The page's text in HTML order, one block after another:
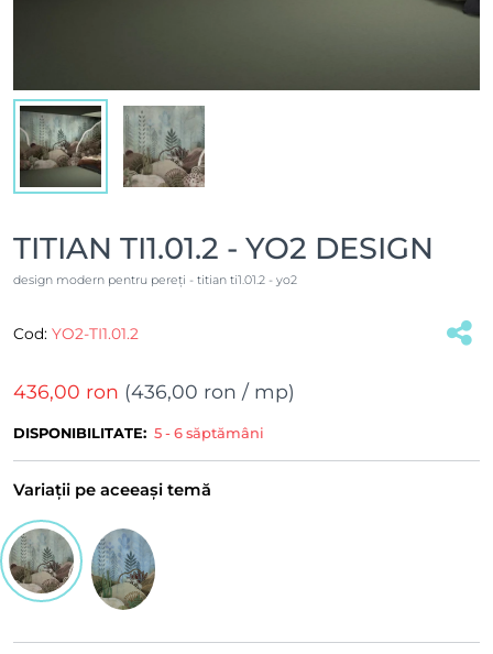
TITIAN TI1.01.2 - YO2 DESIGN
design modern pentru pereți - titian ti1.01.2 - yo2
Cod: YO2-TI1.01.2
436,00 ron (436,00 ron / mp)
DISPONIBILITATE: 5 - 6 săptămâni
Variații pe aceeași temă